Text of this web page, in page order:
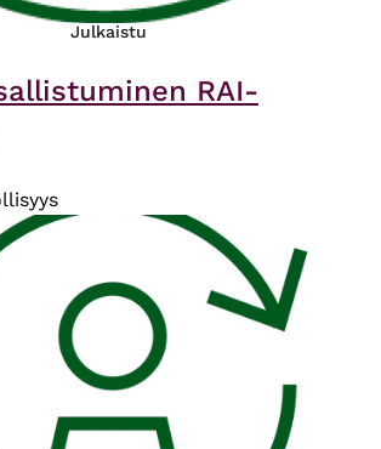
Julkaistu
RAI-